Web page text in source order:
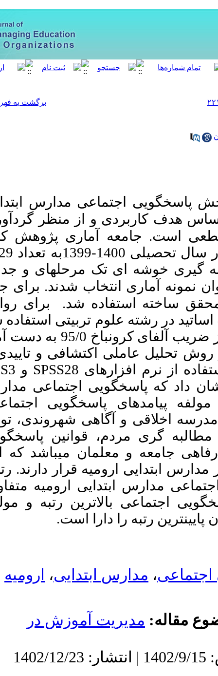
ابتدایی
منظر گردآوری
پژوهش کلیه
معلمان ابتدایی شهر ارومیه در سال تحصیلی 1400-1399به تعداد 2329
مرحله­ای و جدول
شدند. برای جمع
شد. برای روایی
استفاده شد
و پایی پرسش­نامه با استفاده از ضریب آلفای کرونباخ 95/0 به دست آمد.
و تاییدی و
SPSS28 وPLS3
اجتماعی مدارس
اجتماعی،
شهروندی، توجه
پاسخگویی
می­باشد که این
دارند. رتبه­
ارومیه متفاوت
رتبه و مولفه
است.
،ارومیه
در
Download citation:
BibTeX|RIS|EndNote|
Medlars
| ProCite
Reference
Manager|RefWorks
Send citation to:
Mendeley
Zotero
RefWorks
Balouch S, Hassani M,
Mohajeran B. Measuring the
Social Accountability of
Elementary Schools in Urmia.
MEO 2023; 12 (4) : 9
URL:
http://journalieaa.ir/article-
1-631-fa.html
بلوچ سلیم، حسنی محمد،
مهاجران بهناز. سنجش
پاسخگویی اجتماعی مدارس
ابتدایی ارومیه. نشریه مديريت بر
:۲۲۱-۲۴۲
URL:
http://journalieaa.ir/article-۱-۶۳۱-
fa.html